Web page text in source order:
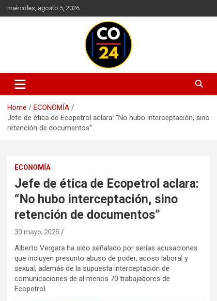
to
miércoles, agosto 5, 2026
Noticias Colombia 24 Horas |
Últimas Noticias de Colombia y
el Mundo
Mantente informado con las últimas actualizaciones en política,
economía, deportes, tecnología y más. Información confiable y
actualizada en un solo lugar.
Home
ECONOMÍA
Jefe de ética de Ecopetrol aclara: “No hubo interceptación, sino
retención de documentos”
ECONOMÍA
Jefe de ética de Ecopetrol aclara:
“No hubo interceptación, sino
retención de documentos”
30 mayo, 2025
Alberto Vergara ha sido señalado por serias acusaciones
que incluyen presunto abuso de poder, acoso laboral y
sexual, además de la supuesta interceptación de
comunicaciones de al menos 70 trabajadores de
Ecopetrol.